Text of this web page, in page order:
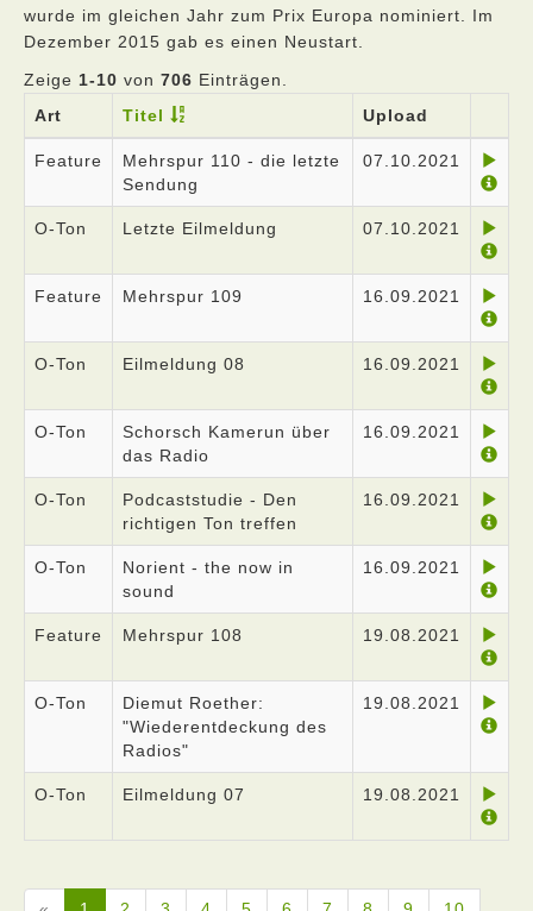
wurde im gleichen Jahr zum Prix Europa nominiert. Im
Dezember 2015 gab es einen Neustart.
Zeige 1-10 von 706 Einträgen.
Art
Titel Upload
Feature
Mehrspur 110 - die letzte
Sendung
07.10.2021
O-Ton Letzte Eilmeldung 07.10.2021
Feature Mehrspur 109 16.09.2021
O-Ton Eilmeldung 08 16.09.2021
O-Ton
Schorsch Kamerun über
das Radio
16.09.2021
O-Ton
Podcaststudie - Den
richtigen Ton treffen
16.09.2021
O-Ton
Norient - the now in
sound
16.09.2021
Feature Mehrspur 108 19.08.2021
O-Ton
Diemut Roether:
"Wiederentdeckung des
Radios"
19.08.2021
O-Ton Eilmeldung 07 19.08.2021